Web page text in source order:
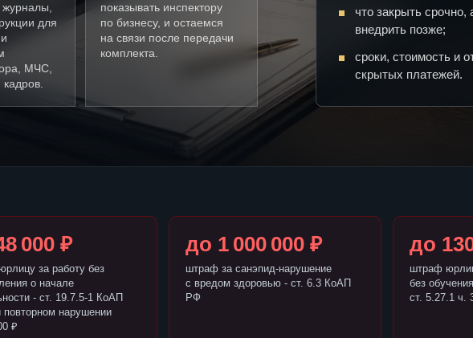
для
МЧС,
показывать инспектору
по бизнесу, и остаемся
на связи после передачи
комплекта.
что закрыть срочно,
внедрить позже;
сроки, стоимость и
скрытых платежей.
000 ₽
за работу без
о начале
- ст. 19.7.5-1 КоАП
нарушении
₽
до 1 000 000 ₽
штраф за санэпид-нарушение
с вредом здоровью - ст. 6.3 КоАП
РФ
до
штраф
без
ст. 5.27.1